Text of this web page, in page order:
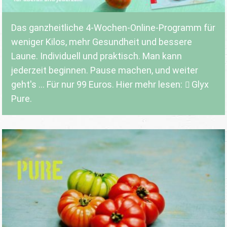
Das ganzheitliche 4-Wochen-Online-Programm für
weniger Kilos, mehr Gesundheit und bessere
Laune. Individuell und praktisch. Man kann
jederzeit beginnen. Pause machen, und weiter
geht's ... Für nur 99 Euros. Hier mehr lesen:
Glyx
Pure.